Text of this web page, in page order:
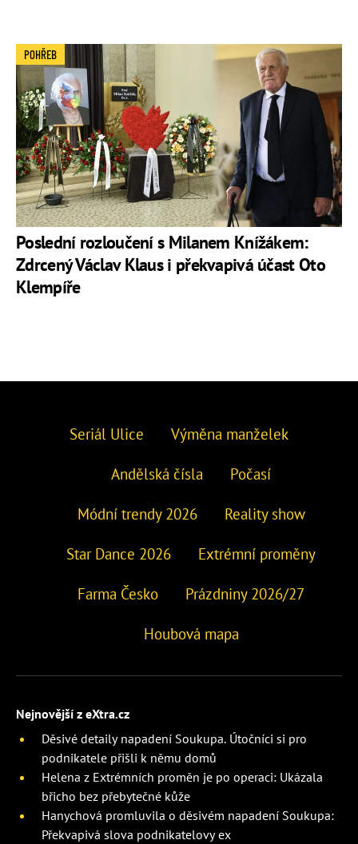
Poslední rozloučení s Milanem Knížákem:
Zdrcený Václav Klaus i překvapivá účast Oto
Klempíře
POHŘEB
Seriál Ulice Výměna manželek
Andělská čísla Počasí
Módní trendy 2026 Reality show
Star Dance 2026 Extrémní proměny
Farma Česko Prázdniny 2026/27
Houbová mapa
Nejnovější z eXtra.cz
Děsivé detaily napadení Soukupa. Útočníci si pro
podnikatele přišli k němu domů
Helena z Extrémních proměn je po operaci: Ukázala
břicho bez přebytečné kůže
Hanychová promluvila o děsivém napadení Soukupa:
Překvapivá slova podnikatelovy ex